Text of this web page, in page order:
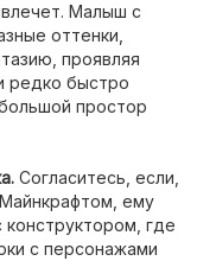
Малыш с
оттенки,
проявляя
редко быстро
простор
Согласитесь, если,
ему
конструктором, где
с персонажами